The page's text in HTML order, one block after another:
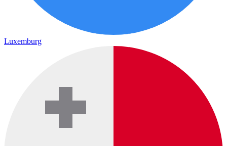
Luxemburg